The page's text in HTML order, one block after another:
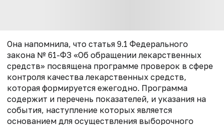
Она напомнила, что статья 9.1 Федерального
закона № 61-ФЗ «Об обращении лекарственных
средств» посвящена программе проверок в сфере
контроля качества лекарственных средств,
которая формируется ежегодно. Программа
содержит и перечень показателей, и указания на
события, наступление которых является
основанием для осуществления выборочного